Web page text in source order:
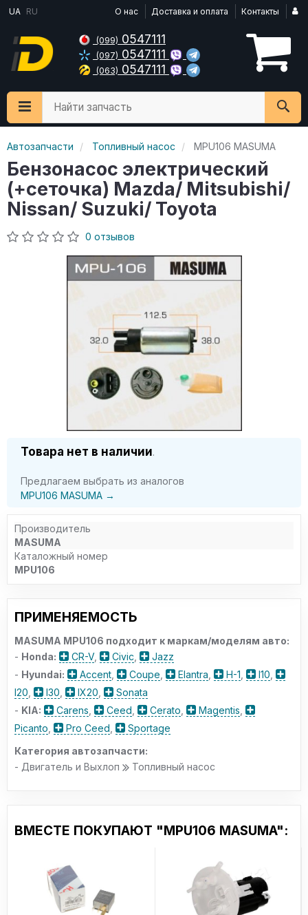
UA RU О нас Доставка и оплата Контакты
(099) 0547111
(097) 0547111
(063) 0547111
Найти запчасть
Автозапчасти Топливный насос MPU106 MASUMA
Бензонасос электрический
(+сеточка) Mazda/ Mitsubishi/
Nissan/ Suzuki/ Toyota
0 отзывов
Товара нет в наличии.
Предлагаем выбрать из аналогов
MPU106 MASUMA →
Производитель
MASUMA
Каталожный номер
MPU106
ПРИМЕНЯЕМОСТЬ
MASUMA MPU106 подходит к маркам/моделям авто:
- Honda: CR-V, Civic
Jazz
- Hyundai: Accent Coupe Elantra H-1 I10
I20
I30 IX20
Sonata
- KIA: Carens Ceed Cerato Magentis
Picanto
Pro Ceed
Sportage
Категория автозапчасти:
- Двигатель и Выхлоп
Топливный насос
ВМЕСТЕ ПОКУПАЮТ "MPU106 MASUMA":